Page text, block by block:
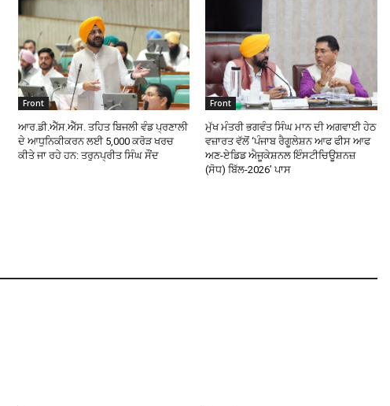
Front
ਆਰ.ਡੀ.ਐੱਸ.ਐੱਸ. ਤਹਿਤ ਬਿਜਲੀ ਵੰਡ ਪ੍ਰਣਾਲੀ
ਦੇ ਆਧੁਨਿਕੀਕਰਨ ਲਈ 5,000 ਕਰੋੜ ਖਰਚ
ਕੀਤੇ ਜਾ ਰਹੇ ਹਨ: ਤਰੁਨਪ੍ਰੀਤ ਸਿੰਘ ਸੌਂਦ
Front
ਮੁੱਖ ਮੰਤਰੀ ਭਗਵੰਤ ਸਿੰਘ ਮਾਨ ਦੀ ਅਗਵਾਈ ਹੇਠ
ਵਜ਼ਾਰਤ ਵੱਲੋਂ ‘ਪੰਜਾਬ ਰੈਗੂਲੇਸ਼ਨ ਆਫ ਫੀਸ ਆਫ
ਅਣ-ਏਡਿਡ ਐਜੂਕੇਸ਼ਨਲ ਇੰਸਟੀਚਿਊਸ਼ਨਜ਼
(ਸੋਧ) ਬਿੱਲ-2026’ ਪਾਸ